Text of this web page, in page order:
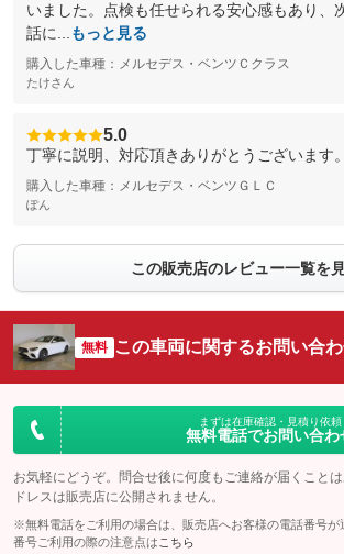
いました。点検も任せられる安心感もあり、
話に...
もっと見る
購入した車種：メルセデス・ベンツＣクラス
たけさん
5.0
丁寧に説明、対応頂きありがとうございます。
購入した車種：メルセデス・ベンツＧＬＣ
ぽん
この販売店のレビュー一覧を
無料 この車両に関するお問い合
まずは在庫確認・見積り依頼
無料電話でお問い合わ
お気軽にどうぞ。問合せ後に何度もご連絡が届くこと
ドレスは販売店に公開されません。
※無料電話をご利用の場合は、販売店へお客様の電話番号が
番号ご利用の際の注意点は こちら